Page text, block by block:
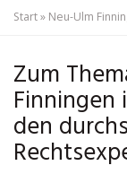
Start» Neu-Ulm
Zum
Finningen
den